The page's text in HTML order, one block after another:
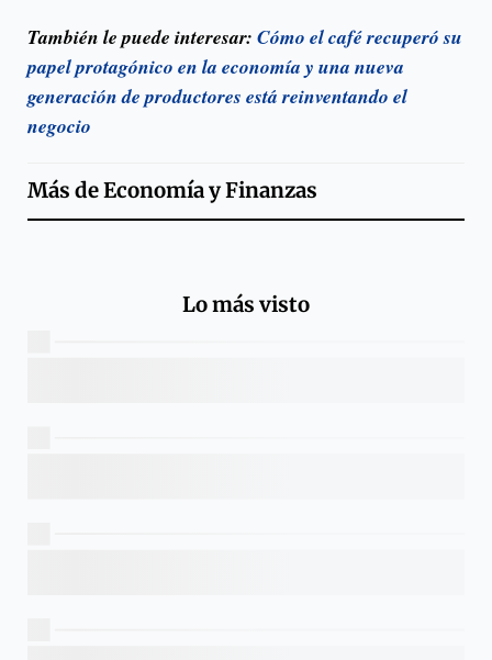
También le puede interesar: Cómo el café recuperó su
papel protagónico en la economía y una nueva
generación de productores está reinventando el
negocio
Más deEconomía y Finanzas
Lo más visto